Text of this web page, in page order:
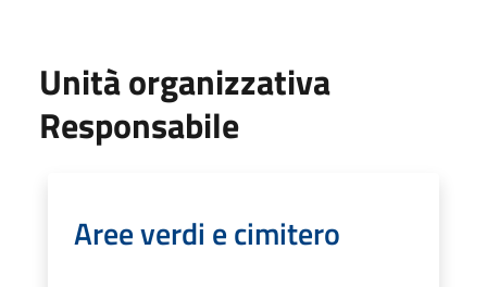
Unità organizzativa
Responsabile
Aree verdi e cimitero